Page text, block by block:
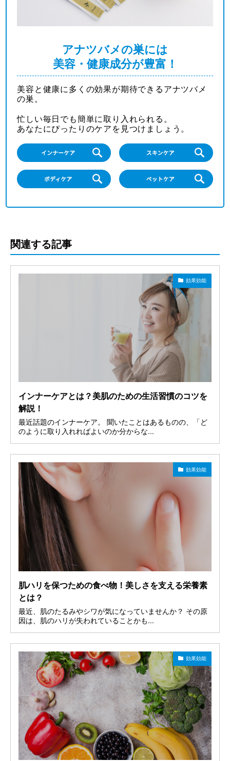
アナツバメの巣には
美容・健康成分が豊富！
美容と健康に多くの効果が期待できるアナツバメ
の巣。
忙しい毎日でも簡単に取り入れられる。
あなたにぴったりのケアを見つけましょう。
関連する記事
効果効能
インナーケアとは？美肌のための生活習慣のコツを
解説！
最近話題のインナーケア。 聞いたことはあるものの、「ど
のように取り入れればよいのか分からな...
効果効能
肌ハリを保つための食べ物！美しさを支える栄養素
とは？
最近、肌のたるみやシワが気になっていませんか？ その原
因は、肌のハリが失われていることかも...
効果効能